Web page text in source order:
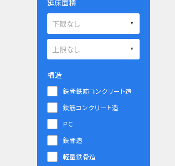
延床面積
構造
鉄骨鉄筋コンクリート造
鉄筋コンクリート造
ＰＣ
鉄骨造
軽量鉄骨造